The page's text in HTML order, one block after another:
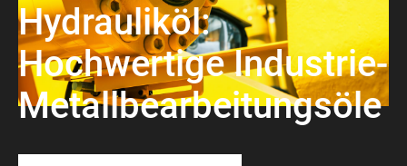
Hydrauliköl:
Hochwertige Industrie-
Metallbearbeitungsöle